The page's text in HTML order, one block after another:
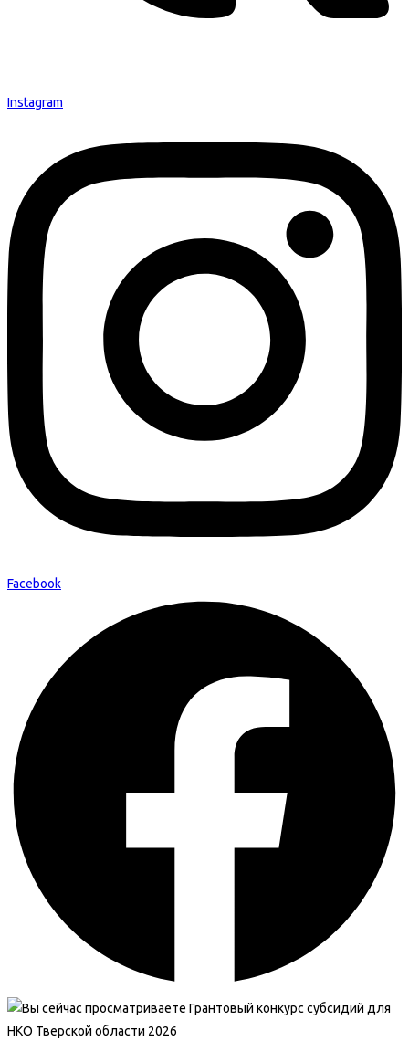
Instagram
Facebook